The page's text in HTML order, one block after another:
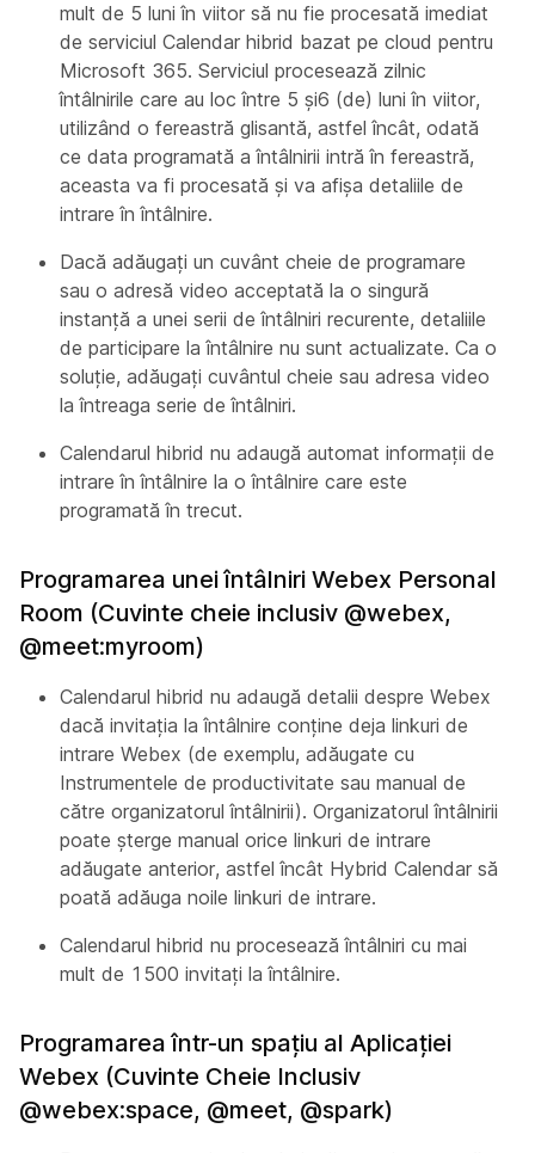
mult de 5 luni în viitor să nu fie procesată imediat
de serviciul Calendar hibrid bazat pe cloud pentru
Microsoft 365. Serviciul procesează zilnic
întâlnirile care au loc între 5 și6 (de) luni în viitor,
utilizând o fereastră glisantă, astfel încât, odată
ce data programată a întâlnirii intră în fereastră,
aceasta va fi procesată și va afișa detaliile de
intrare în întâlnire.
Dacă adăugați un cuvânt cheie de programare
sau o adresă video acceptată la o singură
instanță a unei serii de întâlniri recurente, detaliile
de participare la întâlnire nu sunt actualizate. Ca o
soluție, adăugați cuvântul cheie sau adresa video
la întreaga serie de întâlniri.
Calendarul hibrid nu adaugă automat informații de
intrare în întâlnire la o întâlnire care este
programată în trecut.
Programarea unei întâlniri Webex Personal
Room (Cuvinte cheie inclusiv @webex,
@meet:myroom)
Calendarul hibrid nu adaugă detalii despre Webex
dacă invitația la întâlnire conține deja linkuri de
intrare Webex (de exemplu, adăugate cu
Instrumentele de productivitate sau manual de
către organizatorul întâlnirii). Organizatorul întâlnirii
poate șterge manual orice linkuri de intrare
adăugate anterior, astfel încât Hybrid Calendar să
poată adăuga noile linkuri de intrare.
Calendarul hibrid nu procesează întâlniri cu mai
mult de 1500 invitaţi la întâlnire.
Programarea într-un spațiu al Aplicației
Webex (Cuvinte Cheie Inclusiv
@webex:space, @meet, @spark)